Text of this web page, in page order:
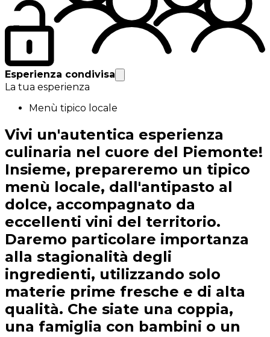
Esperienza condivisa
La tua esperienza
Menù tipico locale
Vivi un'autentica esperienza
culinaria nel cuore del Piemonte!
Insieme, prepareremo un tipico
menù locale, dall'antipasto al
dolce, accompagnato da
eccellenti vini del territorio.
Daremo particolare importanza
alla stagionalità degli
ingredienti, utilizzando solo
materie prime fresche e di alta
qualità. Che siate una coppia,
una famiglia con bambini o un